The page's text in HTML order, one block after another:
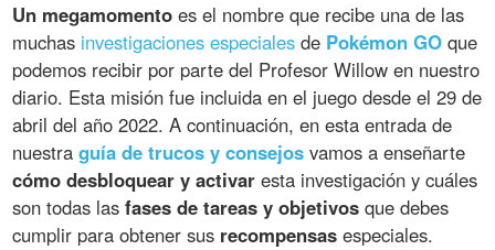
Un megamomento es el nombre que recibe una de las
muchas investigaciones especiales de Pokémon GO que
podemos recibir por parte del Profesor Willow en nuestro
diario. Esta misión fue incluida en el juego desde el 29 de
abril del año 2022. A continuación, en esta entrada de
nuestraguía de trucos y consejos vamos a enseñarte
cómo desbloquear y activar esta investigación y cuáles
son todas lasfases de tareas y objetivos que debes
cumplir para obtener sus recompensas especiales.